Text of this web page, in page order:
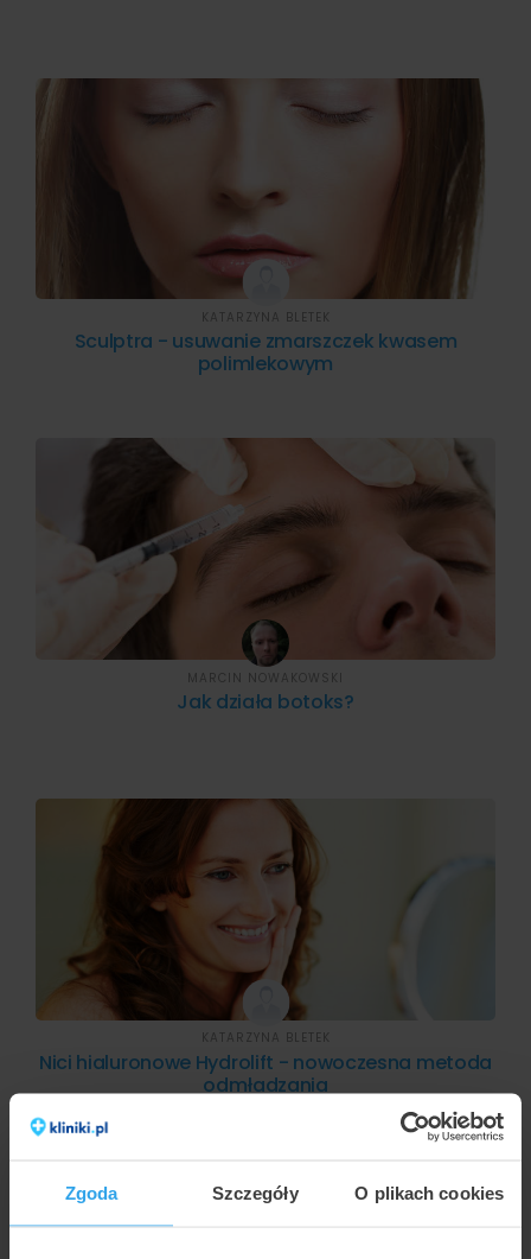
Zgoda Szczegóły O plikach cookies
Sculptra - usuwanie zmarszczek kwasem
polimlekowym
KATARZYNA BLETEK
Jak działa botoks?
MARCIN NOWAKOWSKI
Nici hialuronowe Hydrolift - nowoczesna metoda
odmładzania
KATARZYNA BLETEK